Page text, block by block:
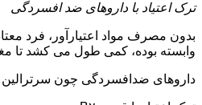
ترک اعتیاد با داروهای ضد افسردگی
بدون مصرف مواد اعتیارآور، فرد
وابسته بوده، کمی طول می کشد تا
داروهای ضدافسردگی چون سرترالین و